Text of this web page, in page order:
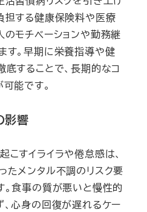
担する健康保険料や医療
モチベーションや勤務継
す。早期に栄養指導や健
することで、長期的なコ
能です。
影響
すイライラや倦怠感は、
たメンタル不調のリスク要
。食事の質が悪いと慢性的
、心身の回復が遅れるケー